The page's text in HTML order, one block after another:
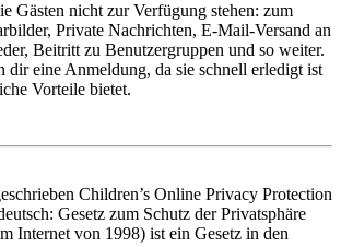
Gästen nicht zur Verfügung stehen: zum
Private Nachrichten, E-Mail-Versand an
Beitritt zu Benutzergruppen und so weiter.
dir eine Anmeldung, da sie schnell erledigt ist
Vorteile bietet.
Children’s Online Privacy Protection
Gesetz zum Schutz der Privatsphäre
Internet von 1998) ist ein Gesetz in den